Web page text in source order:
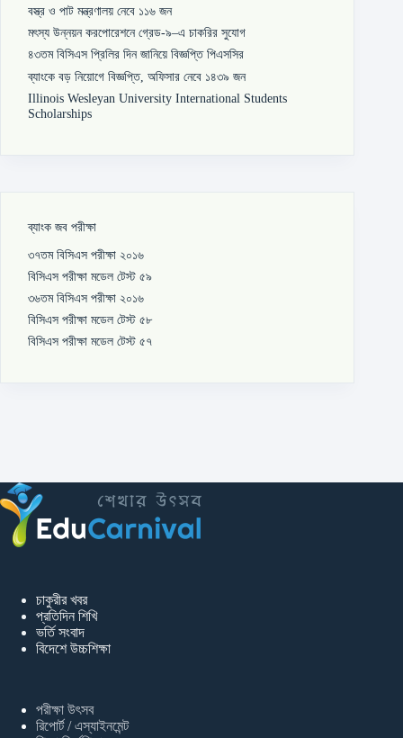
বস্ত্র ও পাট মন্ত্রণালয় নেবে ১১৬ জন
মৎস্য উন্নয়ন করপোরেশনে গ্রেড-৯–এ চাকরির সুযোগ
৪৩তম বিসিএস প্রিলির দিন জানিয়ে বিজ্ঞপ্তি পিএসসির
ব্যাংকে বড় নিয়োগে বিজ্ঞপ্তি, অফিসার নেবে ১৪৩৯ জন
Illinois Wesleyan University International Students
Scholarships
ব্যাংক জব পরীক্ষা
৩৭তম বিসিএস পরীক্ষা ২০১৬
বিসিএস পরীক্ষা মডেল টেস্ট ৫৯
৩৬তম বিসিএস পরীক্ষা ২০১৬
বিসিএস পরীক্ষা মডেল টেস্ট ৫৮
বিসিএস পরীক্ষা মডেল টেস্ট ৫৭
চাকুরীর খবর
প্রতিদিন শিখি
ভর্তি সংবাদ
বিদেশে উচ্চশিক্ষা
পরীক্ষা উৎসব
রিপোর্ট / এস্যাইনমেন্ট